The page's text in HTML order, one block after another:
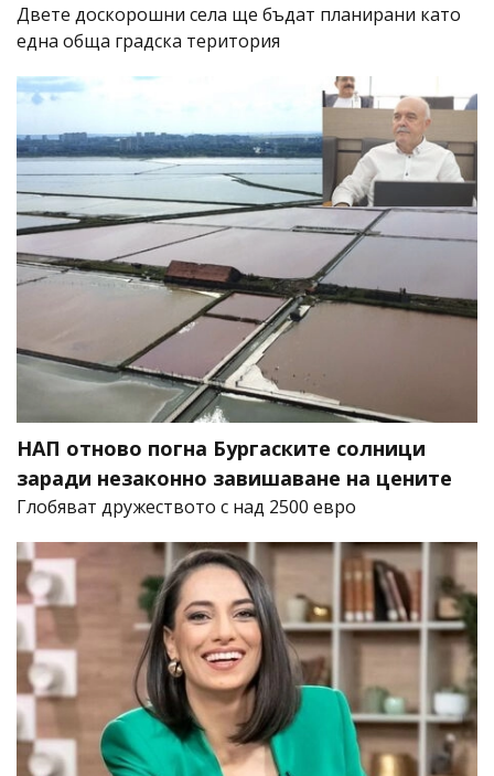
Двете доскорошни села ще бъдат планирани като
една обща градска територия
НАП отново погна Бургаските солници
заради незаконно завишаване на цените
Глобяват дружеството с над 2500 евро